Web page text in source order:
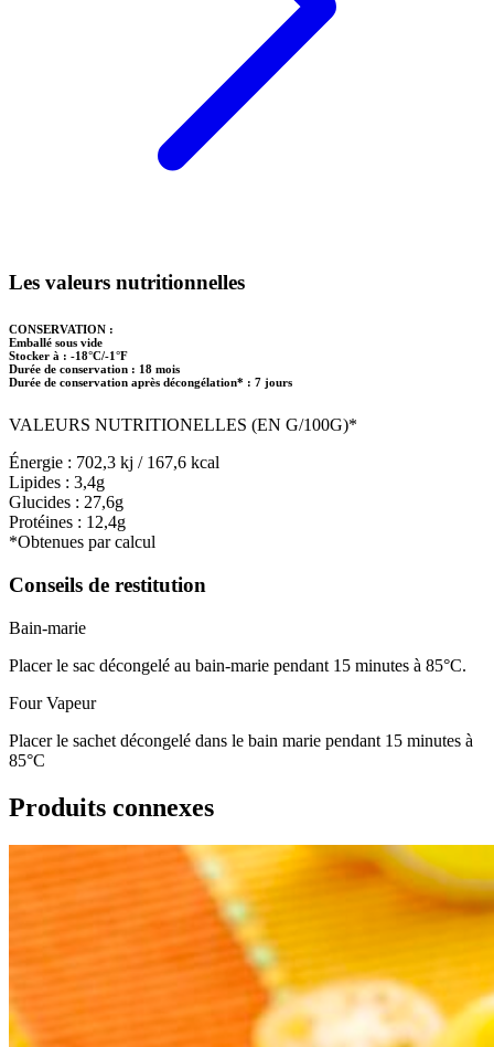
Les valeurs nutritionnelles
CONSERVATION :
Emballé sous vide
Stocker à : -18°C/-1°F
Durée de conservation : 18 mois
Durée de conservation après décongélation* : 7 jours
VALEURS NUTRITIONELLES (EN G/100G)*
Énergie : 702,3 kj / 167,6 kcal
Lipides : 3,4g
Glucides : 27,6g
Protéines : 12,4g
*Obtenues par calcul
Conseils de restitution
Bain-marie
Placer le sac décongelé au bain-marie pendant 15 minutes à 85°C.
Four Vapeur
Placer le sachet décongelé dans le bain marie pendant 15 minutes à
85°C
Produits connexes